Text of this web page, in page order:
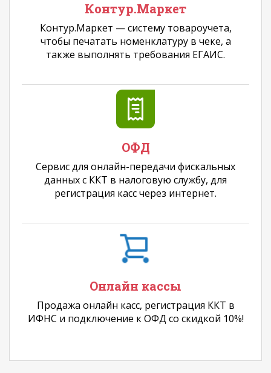
Контур.Маркет
Контур.Маркет — систему товароучета,
чтобы печатать номенклатуру в чеке, а
также выполнять требования ЕГАИС.
ОФД
Сервис для онлайн-передачи фискальных
данных с ККТ в налоговую службу, для
регистрация касс через интернет.
Онлайн кассы
Продажа онлайн касс, регистрация ККТ в
ИФНС и подключение к ОФД со скидкой 10%!